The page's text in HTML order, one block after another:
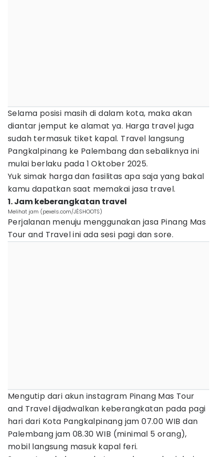
Selama posisi masih di dalam kota, maka akan
diantar jemput ke alamat ya. Harga travel juga
sudah termasuk tiket kapal. Travel langsung
Pangkalpinang ke Palembang dan sebaliknya ini
mulai berlaku pada 1 Oktober 2025.
Yuk simak harga dan fasilitas apa saja yang bakal
kamu dapatkan saat memakai jasa travel.
1. Jam keberangkatan travel
Melihat jam (pexels.com/JÉSHOOTS)
Perjalanan menuju menggunakan jasa Pinang Mas
Tour and Travel ini ada sesi pagi dan sore.
Mengutip dari akun instagram Pinang Mas Tour
and Travel dijadwalkan keberangkatan pada pagi
hari dari Kota Pangkalpinang jam 07.00 WIB dan
Palembang jam 08.30 WIB (minimal 5 orang),
mobil langsung masuk kapal feri.